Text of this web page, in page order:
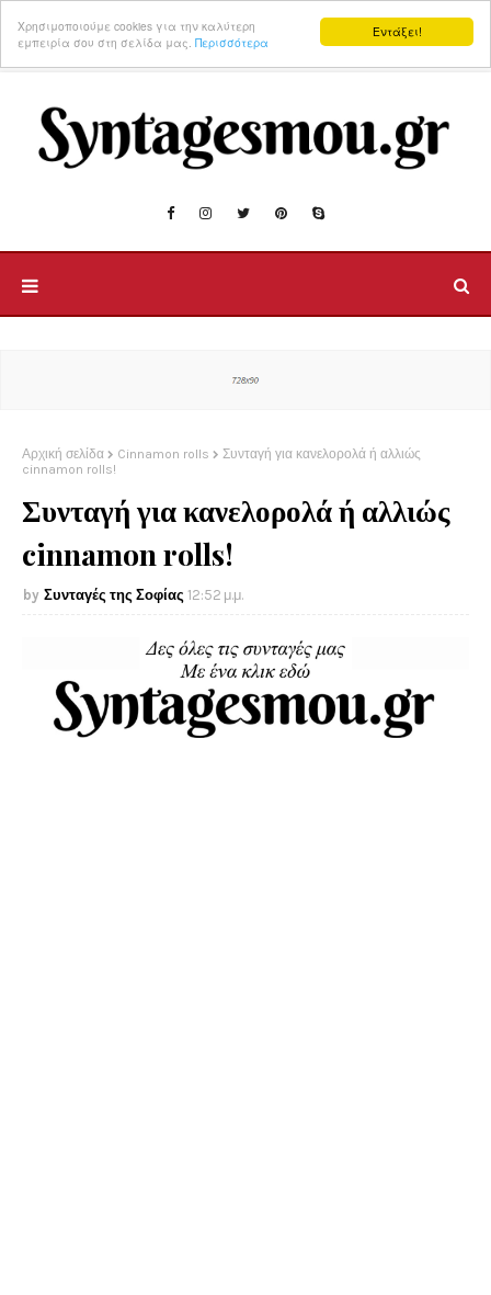
Εντάξει!
Χρησιμοποιούμε cookies για την καλύτερη
εμπειρία σου στη σελίδα μας. Περισσότερα
Αρχική σελίδα Cinnamon rolls
Συνταγή για κανελορολά ή αλλιώς
cinnamon rolls!
Συνταγή για κανελορολά ή αλλιώς
cinnamon rolls!
Συνταγές της Σοφίας 12:52 μ.μ.